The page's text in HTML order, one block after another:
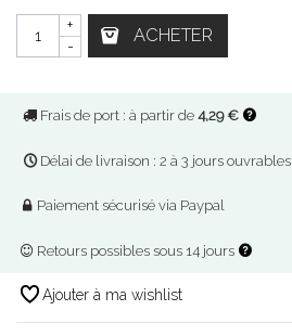
-
+ ACHETER
Frais de port : à partir de 4,29 €
Délai de livraison : 2 à 3 jours ouvrables
Paiement sécurisé via Paypal
Retours possibles sous 14 jours
Ajouter à ma wishlist